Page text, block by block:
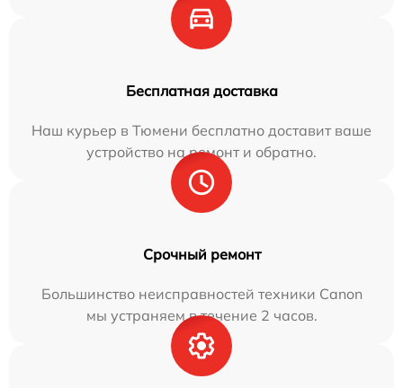
Бесплатная доставка
Наш курьер в Тюмени бесплатно доставит ваше
устройство на ремонт и обратно.
Срочный ремонт
Большинство неисправностей техники Canon
мы устраняем в течение 2 часов.